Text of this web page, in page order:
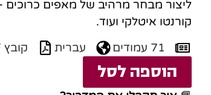
ליצור מבחר מרהיב של מאפים כרוכים
קורנטו איטלקי ועוד.
71 עמודים
עברית קובץ PDF במשקל 4MB
הוספה לסל